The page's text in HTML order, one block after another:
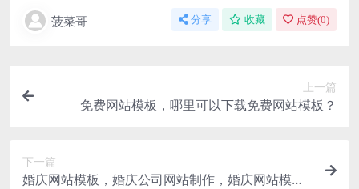
菠菜哥 分享 收藏 点赞(0)
上一篇
免费网站模板，哪里可以下载免费网站模板？
下一篇
婚庆网站模板，婚庆公司网站制作，婚庆网站模板